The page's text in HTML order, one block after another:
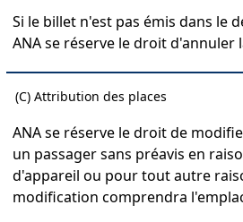
Si le billet n'est pas émis dans le
ANA se réserve le droit d'annuler
(C) Attribution des places
ANA se réserve le droit de
un passager sans préavis en
d'appareil ou pour tout autre
modification comprendra